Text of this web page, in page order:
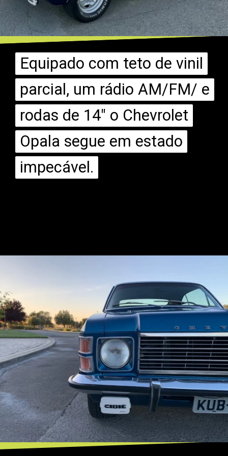
Equipado com teto de vinil
parcial, um rádio AM/FM/ e
rodas de 14" o Chevrolet
Opala segue em estado
impecável.
Equipado com teto de vinil
parcial, um rádio AM/FM/ e
rodas de 14" o Chevrolet
Opala segue em estado
impecável.